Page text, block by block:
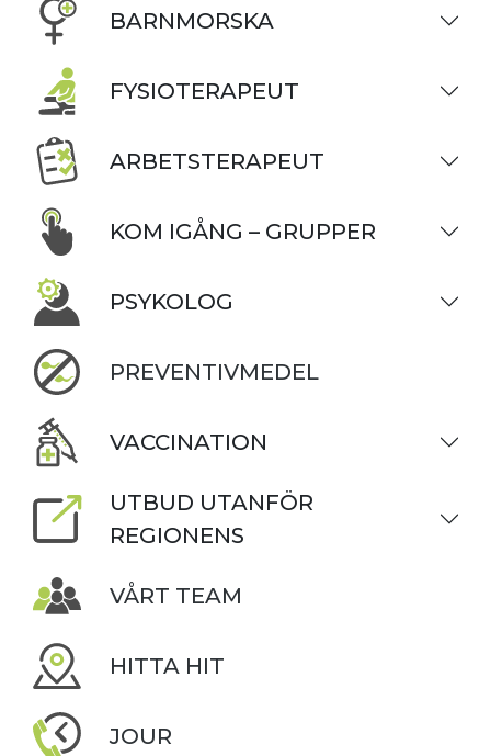
BARNMORSKA
FYSIOTERAPEUT
ARBETSTERAPEUT
KOM IGÅNG – GRUPPER
PSYKOLOG
PREVENTIVMEDEL
VACCINATION
UTBUD UTANFÖR
REGIONENS
VÅRT TEAM
HITTA HIT
JOUR